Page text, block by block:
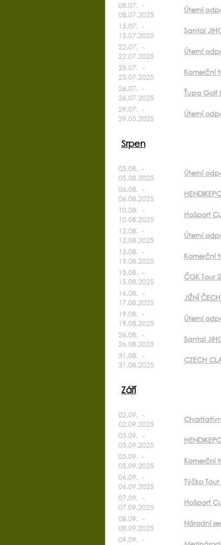
08.07. -
08.07.2025
Úterní
15.07. -
15.07.2025
Santal
22.07. -
22.07.2025
Úterní
25.07. -
25.07.2025
Komerční
26.07. -
26.07.2025
Ťupa Golf
29.07. -
29.05.2025
Úterní
Srpen
05.08. -
05.08.2025
Úterní
06.08. -
06.08.2025
10.08. -
10.08.2025
HoSport
12.08. -
12.08.2025
Úterní
13.08. -
13.08.2025
Komerční
15.08. -
15.08.2025
ČGK Tour
16.08. -
17.08.2025
JIŽNÍ
19.08. -
19.08.2025
Úterní
26.08. -
26.08.2025
Santal
31.08. -
31.08.2025
CZECH
Září
02.09. -
02.09.2025
03.09. -
03.09.2025
05.09. -
05.09.2025
Komerční
06.09. -
06.09.2025
Týčko
07.09. -
07.09.2025
HoSport
08.09. -
08.09.2025
Národní
09.09. -